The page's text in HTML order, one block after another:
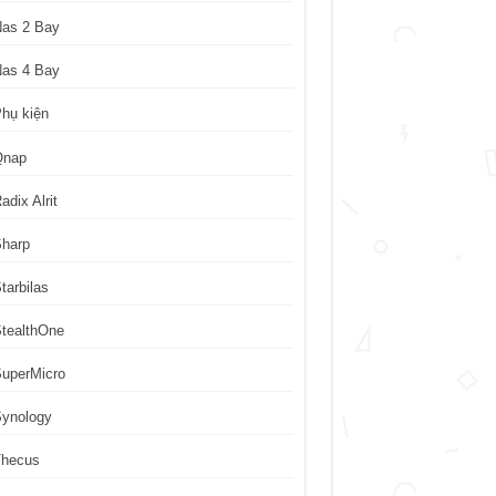
2 Bay
4 Bay
kiện
Alrit